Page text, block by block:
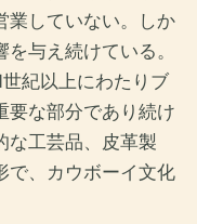
業していない。しか
与え続けている。
紀以上にわたりブ
要な部分であり続け
な工芸品、皮革製
で、カウボーイ文化